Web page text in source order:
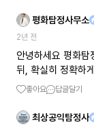
평화탐정사무소
2년 전
안녕하세요 평화
뒤, 확실히 정확하
좋아요 답글달기
최상공익탐정사